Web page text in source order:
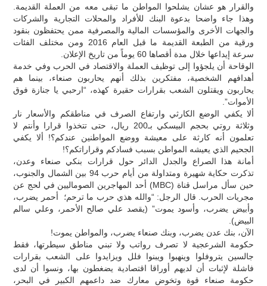
والقرار هو عشان يشلحوا المواطن ما تبقى معه من العملة القديمة.
وهذا جاء واضحا بدعوة البنك للأفراد والمحلات التجارية والشركات
والجهات الأخرى والمؤسسات المالية والمصرفية ممن يحتفظون بنقود
ورقية من الطبعة القديمة ما قبل العام 2016 ومن مختلف الفئات
سرعة إيداعها خلال مدة أقصاها 60 يوماً من تاريخ الإعلان.
الوقاحة أن يلجؤوا إلى توظيف العملة والاقتصاد في الحرب وفي خدمة
أهدافهم الشخصية، مفتكرين بذلك أنهم يحاربون صنعاء، بينما هم
يحاربون ويقتلون الشعب بقرارات حقيرة كهذه، “ارحبي يا جنازة فوق
الأموات”.
ألا يكفي الوضع الكارثي وارتفاع الصرف في مناطقكم والأسعار نار
وثلاثة روتي بحجم البيسكي بـ200 ريال، حتى تتخذوا قرارا وأنتم لا
تعلمون أنه كارثة على معيشة ووضع المواطنين عندكم؟! ألا يكفي
الجحيم الذي يعيشه المواطن بسبب فسادكم وقراراتكم؟!
أمانة هذا الصراع والجدل الدائر حول قرارات بنكي صنعاء وعدن،
تذكرت حكاية شهيرة ومتداولة من أيام حرب 94 بين الشمال والجنوب،
حين سأل مراسل قناة (MBC) أحد المهاجرين الصوماليين في لحج عن
مجريات الحرب. قال الرجل: “والله هذي حرب ما ترحم؛ أحمر يضرب،
وأبيض يضرب، وأسود يموت” (يقصد علي صالح الأحمر، وعلي سالم
البيض).
الآن، بنك عدن يضرب، وبنك صنعاء يضرب، والمواطن يموت!
حكومة الشرعجية لا تصرف رواتب ولا تبني مناطق سيطرتها، فقط
جالسين يتروفلوا وينهبوا ويبنوا فلل ويزايدوا على الشعب بقرارات
فاشلة لإثبات أن لديهم أوراقا اقتصادية يضغطون بها، ونسوا أن لدى
حكومة صنعاء قوة وتخوض معارك ضد داعمهم الكبير في البحر،